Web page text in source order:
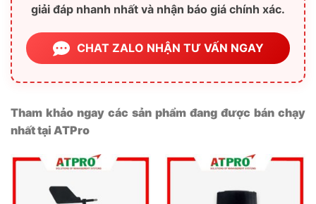
giải đáp nhanh nhất và nhận báo giá chính xác.
CHAT ZALO NHẬN TƯ VẤN NGAY
Tham khảo ngay các sản phẩm đang được bán chạy
nhất tại ATPro